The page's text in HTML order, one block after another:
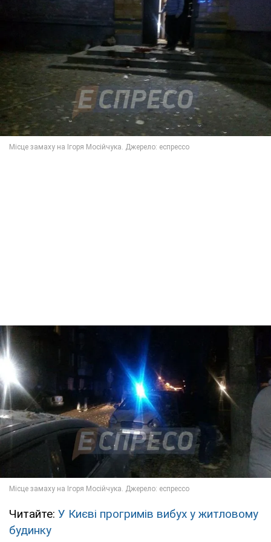
Читайте: У Києві прогримів вибух у житловому
будинку